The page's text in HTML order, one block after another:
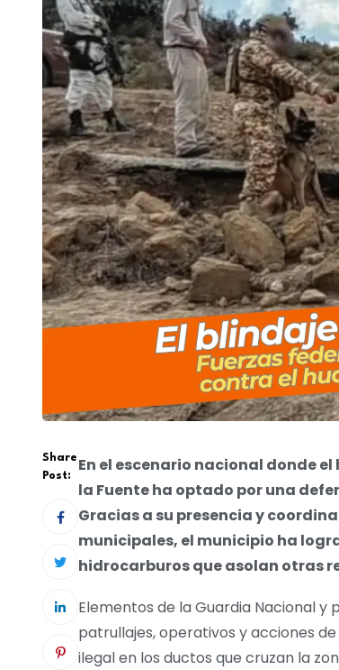
Share
Post:
En el escenario nacional donde
la Fuente ha optado por una
Gracias a su presencia y
municipales, el municipio ha
hidrocarburos que asolan otras
Elementos de la Guardia Nacional
patrullajes, operativos y acciones
ilegal en los ductos que cruzan la